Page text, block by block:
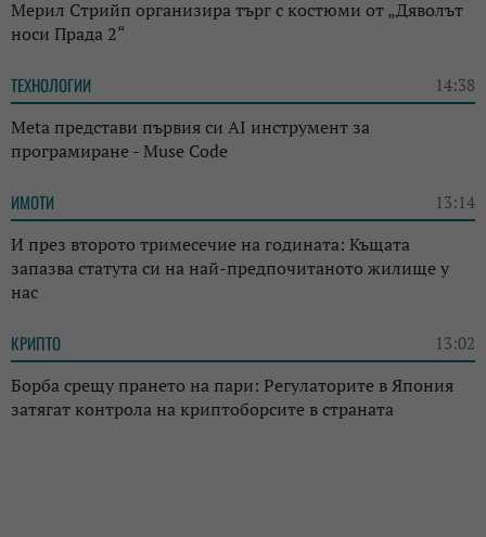
Мерил Стрийп организира търг с костюми от „Дяволът
носи Прада 2“
ТЕХНОЛОГИИ 14:38
Meta представи първия си AI инструмент за
програмиране - Muse Code
ИМОТИ 13:14
И през второто тримесечие на годината: Къщата
запазва статута си на най-предпочитаното жилище у
нас
КРИПТО 13:02
Борба срещу прането на пари: Регулаторите в Япония
затягат контрола на криптоборсите в страната